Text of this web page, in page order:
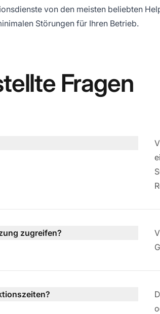
von den meisten beliebten
Störungen für Ihren Betrieb.
Fragen
zugreifen?